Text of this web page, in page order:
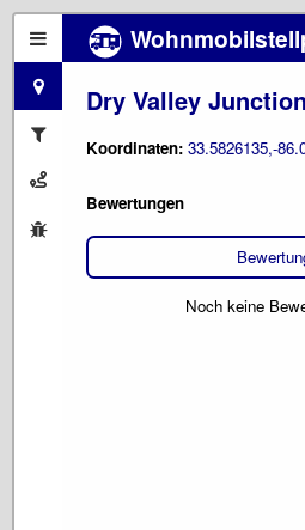
Dry Valley
Koordinaten: 33.5826135,-
Bewertungen
Noch keine